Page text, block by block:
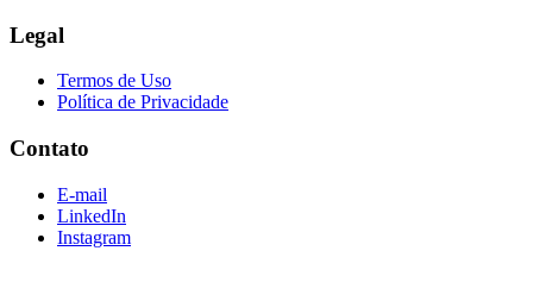
Legal
Termos de Uso
Política de Privacidade
Contato
E-mail
LinkedIn
Instagram